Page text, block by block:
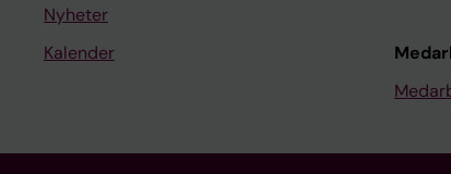
Nyheter
Kalender